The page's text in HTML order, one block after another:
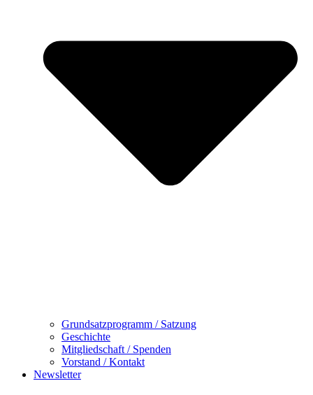
Grundsatzprogramm / Satzung
Geschichte
Mitgliedschaft / Spenden
Vorstand / Kontakt
Newsletter